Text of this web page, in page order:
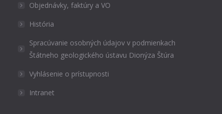
Objednávky, faktúry a VO
História
Spracúvanie osobných údajov v podmienkach
Štátneho geologického ústavu Dionýza Štúra
Vyhlásenie o prístupnosti
Intranet